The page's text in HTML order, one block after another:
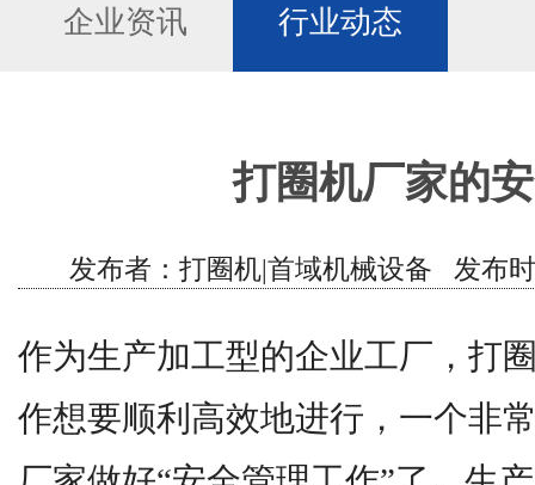
企业资讯 行业动态
打圈机厂家的
发布者：打圈机|首域机械设备 发布
作为生产加工型的企业工厂，打
作想要顺利高效地进行，一个非